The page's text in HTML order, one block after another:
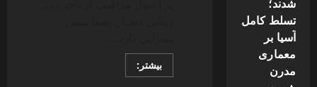
بیشتر:Read
more
تسلط کامل
آسیا بر
معماری
مدرن